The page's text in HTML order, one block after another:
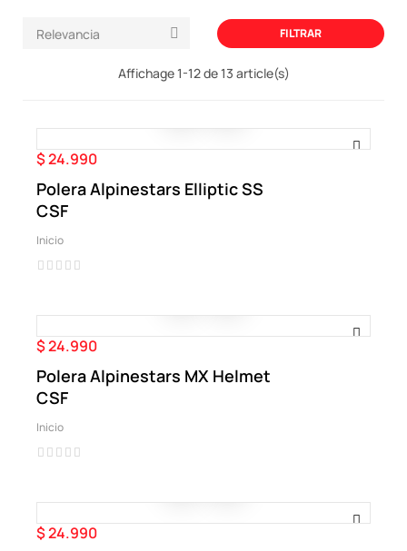
Relevancia  FILTRAR
Affichage 1-12 de 13 article(s)
Precio
$ 24.990
Polera Alpinestars Elliptic SS
CSF
Inicio
Precio
$ 24.990
Polera Alpinestars MX Helmet
CSF
Inicio
Precio
$ 24.990